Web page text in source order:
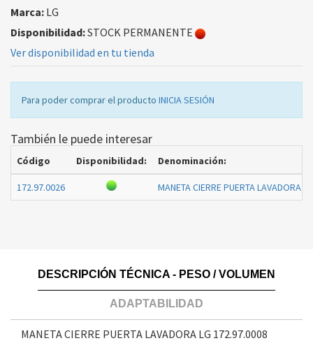
Marca: LG
Disponibilidad:STOCK PERMANENTE
Ver disponibilidad en tu tienda
Para poder comprar el producto INICIA SESIÓN
También le puede interesar
Código Disponibilidad: Denominación:
172.97.0026 MANETA CIERRE PUERTA LAVADORA
DESCRIPCIÓN TÉCNICA - PESO / VOLUMEN
ADAPTABILIDAD
MANETA CIERRE PUERTA LAVADORA LG 172.97.0008